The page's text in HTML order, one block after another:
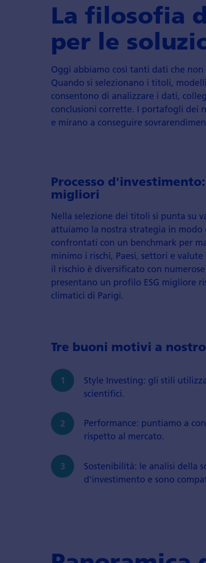
La filosofia
per le
Oggi abbiamo così tanti dati che
Quando si selezionano i titoli,
consentono di analizzare i dati,
conclusioni corrette. I portafogli dei
e mirano a conseguire
Processo
migliori
Nella selezione dei titoli si punta su
attuiamo la nostra strategia in
confrontati con un benchmark per
minimo i rischi, Paesi, settori e
il rischio è diversificato con
presentano un profilo ESG migliore
climatici di Parigi.
Tre buoni motivi a
Style Investing: gli stili
scientifici.
Performance: puntiamo a
rispetto al mercato.
Sostenibilità: le analisi della
d'investimento e sono